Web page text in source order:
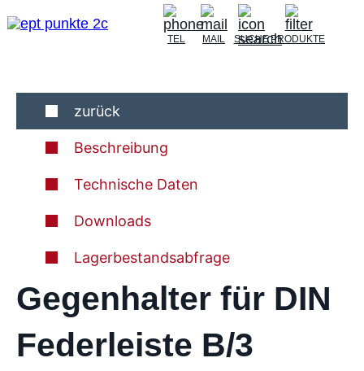
TEL MAIL SUCHEPRODUKTE
zurück
Beschreibung
Technische Daten
Downloads
Lagerbestandsabfrage
Gegenhalter für DIN
Federleiste B/3